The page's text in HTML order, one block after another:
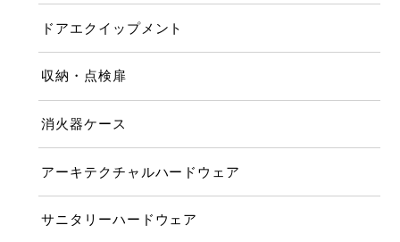
ドアエクイップメント
収納・点検扉
消火器ケース
アーキテクチャルハードウェア
サニタリーハードウェア